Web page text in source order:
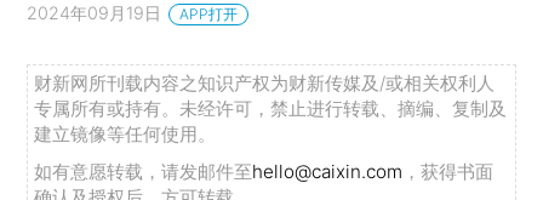
2024年09月19日 APP打开
财新网所刊载内容之知识产权为财新传媒及/或相关权利人
专属所有或持有。未经许可，禁止进行转载、摘编、复制及
建立镜像等任何使用。
如有意愿转载，请发邮件至hello@caixin.com ，获得书面